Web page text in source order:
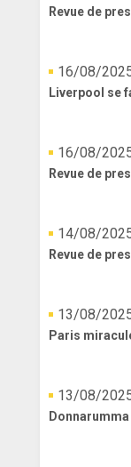
Revue de
16/08/
Liverpool se
16/08/
Revue de
14/08/
Revue de
13/08/
Paris
13/08/